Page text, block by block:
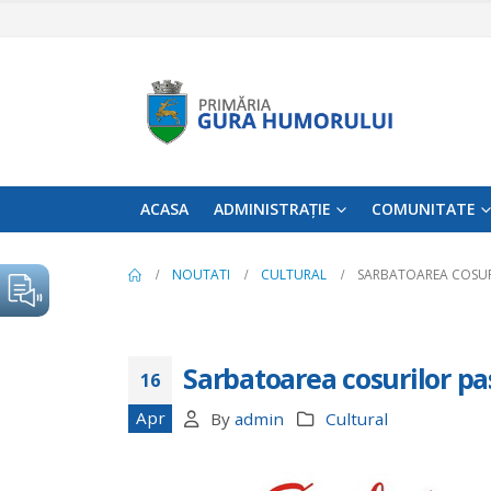
ACASA ADMINISTRAȚIE COMUNITATE
NOUTATI CULTURAL SARBATOAREA
16
Apr
Sarbatoarea cosurilor
By admin Cultural